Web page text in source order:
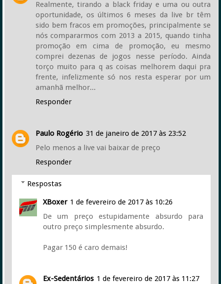
Realmente, tirando a black friday e uma ou outra
oportunidade, os últimos 6 meses da live br têm
sido bem fracos em promoções, principalmente se
nós compararmos com 2013 a 2015, quando tinha
promoção em cima de promoção, eu mesmo
comprei dezenas de jogos nesse período. Ainda
torço muito para q as coisas melhorem daqui pra
frente, infelizmente só nos resta esperar por um
amanhã melhor...
Responder
Paulo Rogério 31 de janeiro de 2017 às 23:52
Pelo menos a live vai baixar de preço
Responder
Respostas
XBoxer 1 de fevereiro de 2017 às 10:26
De um preço estupidamente absurdo para
outro preço simplesmente absurdo.
Pagar 150 é caro demais!
Ex-Sedentários 1 de fevereiro de 2017 às 11:27